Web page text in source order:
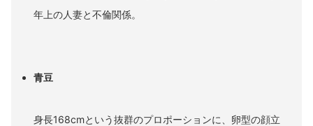
年上の人妻と不倫関係。
青豆
身長168cmという抜群のプロポーションに、卵型の顔立